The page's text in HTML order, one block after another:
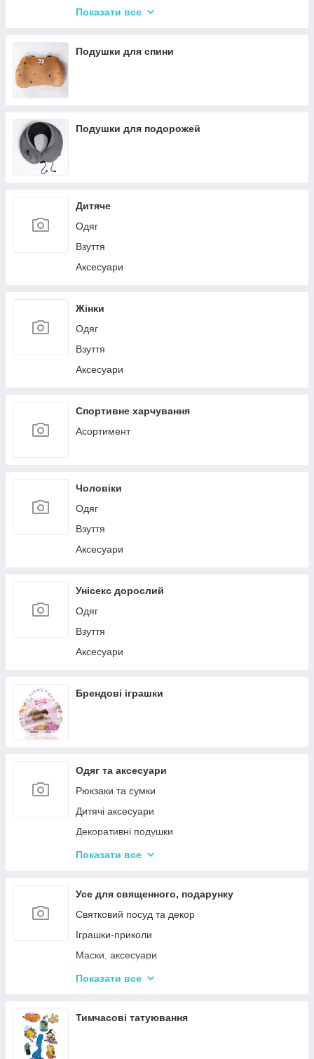
Газові плити й електроплити
Вакууматори
Льодогенератори
Повербанки
Килимки для кухні та ванної кімнати
Показати все
Подушки для спини
Подушки для подорожей
Дитяче
Одяг
Взуття
Аксесуари
Жінки
Одяг
Взуття
Аксесуари
Спортивне харчування
Асортимент
Чоловіки
Одяг
Взуття
Аксесуари
Унісекс дорослий
Одяг
Взуття
Аксесуари
Брендові іграшки
Одяг та аксесуари
Рюкзаки та сумки
Дитячі аксесуари
Декоративні подушки
Дитячі парасольки
Показати все
Усе для священного, подарунку
Святковий посуд та декор
Іграшки-приколи
Маски, аксесуари
Повітряні кульки
Фоторамки і фотоальбоми
Показати все
Тимчасові татуювання